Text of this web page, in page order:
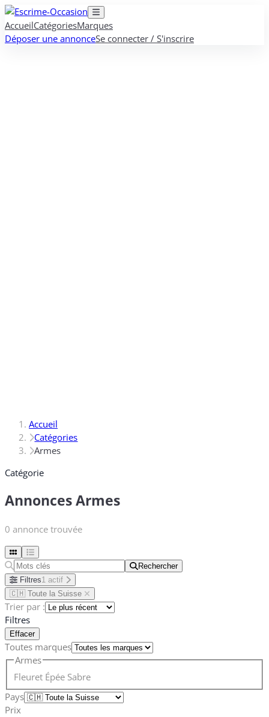
AccueilCatégoriesMarques
Déposer une annonceSe connecter / S'inscrire
Accueil
Catégories
Armes
Catégorie
Annonces Armes
0 annonce trouvée
Rechercher
Rechercher
Filtres1 actif
🇨🇭 Toute la Suisse
Trier par :
Filtres
Effacer
Toutes marques
Armes
Fleuret Épée Sabre
Pays
Prix